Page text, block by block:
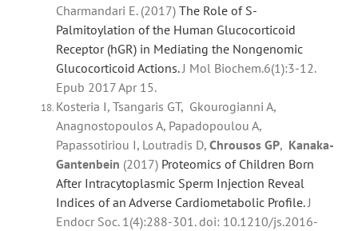
Charmandari E. (2017) The Role of S-
Palmitoylation of the Human Glucocorticoid
Receptor (hGR) in Mediating the Nongenomic
Glucocorticoid Actions.J Mol Biochem.6(1):3-12.
Epub 2017 Apr 15.
Kosteria I, Tsangaris GT, Gkourogianni A,
Anagnostopoulos A, Papadopoulou A,
Papassotiriou I, Loutradis D, Chrousos GP, Kanaka-
Gantenbein (2017) Proteomics of Children Born
After Intracytoplasmic Sperm Injection Reveal
Indices of an Adverse Cardiometabolic Profile.J
Endocr Soc. 1(4):288-301. doi: 10.1210/js.2016-